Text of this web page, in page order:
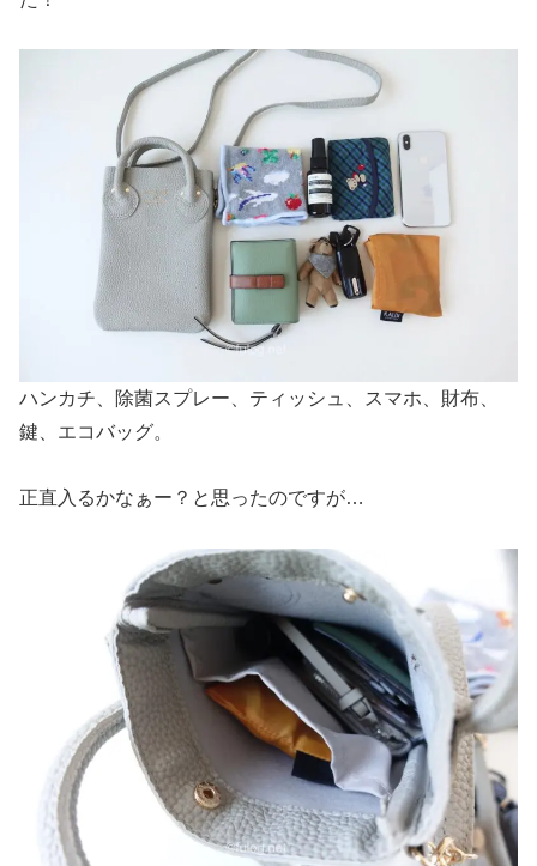
ハンカチ、除菌スプレー、ティッシュ、スマホ、財布、
鍵、エコバッグ。
正直入るかなぁー？と思ったのですが…